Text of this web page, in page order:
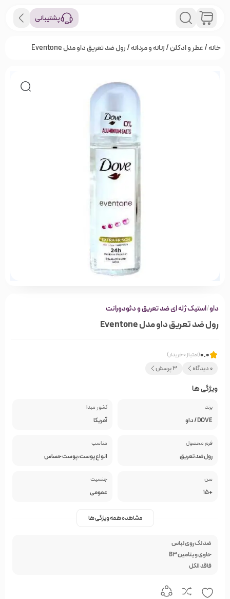
پشتیبانی
خانه/عطر و ادکلن/زنانه و مردانه/ رول ضد تعریق داو مدل Eventone
داو/استیک ژله ای ضد تعریق و دئودورانت
رول ضد تعریق داو مدل Eventone
0.0(امتیاز 0 خریدار)
0 دیدگاه 3 پرسش
ویژگی ها
برند
DOVE / داو
کشور مبدا
آمریکا
فرم محصول
رول ضد تعریق
مناسب
انواع پوست‌، پوست حساس
سن
+15
جنسیت
عمومی
مشاهده همه ویژگی ها
ضد لک روی لباس
حاوی ویتامین B3
فاقد الکل